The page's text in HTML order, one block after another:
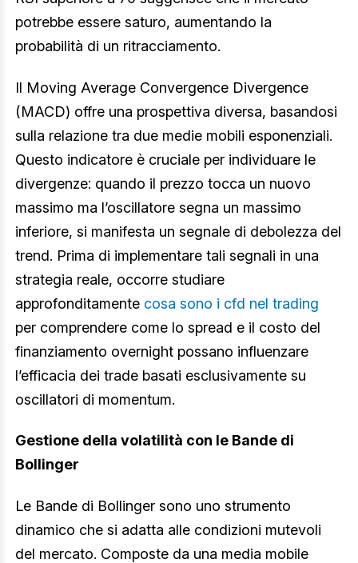
potrebbe essere saturo, aumentando la
probabilità di un ritracciamento.
Il Moving Average Convergence Divergence
(MACD) offre una prospettiva diversa, basandosi
sulla relazione tra due medie mobili esponenziali.
Questo indicatore è cruciale per individuare le
divergenze: quando il prezzo tocca un nuovo
massimo ma l’oscillatore segna un massimo
inferiore, si manifesta un segnale di debolezza del
trend. Prima di implementare tali segnali in una
strategia reale, occorre studiare
approfonditamente cosa sono i cfd nel trading
per comprendere come lo spread e il costo del
finanziamento overnight possano influenzare
l’efficacia dei trade basati esclusivamente su
oscillatori di momentum.
Gestione della volatilità con le Bande di
Bollinger
Le Bande di Bollinger sono uno strumento
dinamico che si adatta alle condizioni mutevoli
del mercato. Composte da una media mobile